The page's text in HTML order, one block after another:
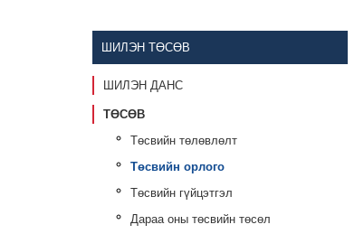
ШИЛЭН ТӨСӨВ
ШИЛЭН ДАНС
ТӨСӨВ
Төсвийн төлөвлөлт
Төсвийн орлого
Төсвийн гүйцэтгэл
Дараа оны төсвийн төсөл